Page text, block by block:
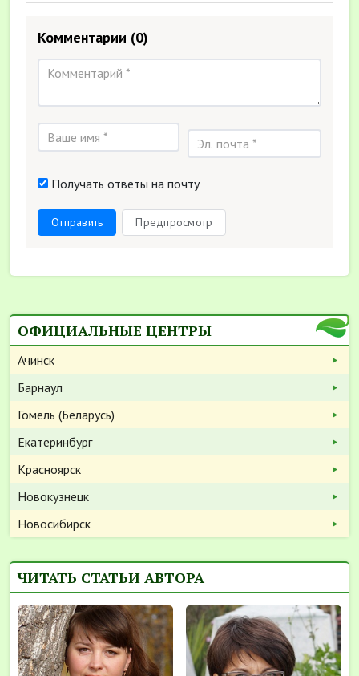
Комментарии (0)
Получать ответы на почту
Отправить Предпросмотр
ОФИЦИАЛЬНЫЕ ЦЕНТРЫ
Ачинск
Барнаул
Гомель (Беларусь)
Екатеринбург
Красноярск
Новокузнецк
Новосибирск
ЧИТАТЬ СТАТЬИ АВТОРА